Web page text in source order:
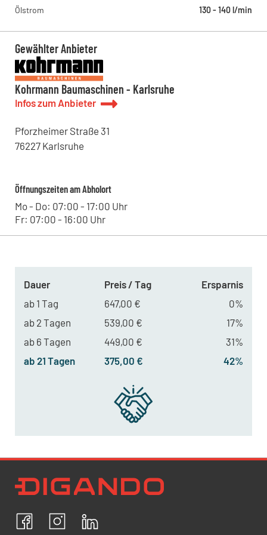
Bildstöckle 10, 77790 - Steinach , DE
Kohrmann Baumaschinen - Bitterfeld
Kohrmann Baumaschinen - Halle
Lieskauer Straße 4, 06120 - Halle (Saale) , DE
Ölstrom
130 - 140 l/min
Gewählter Anbieter
Kohrmann Baumaschinen - Karlsruhe
Infos zum Anbieter
Pforzheimer Straße 31
76227 Karlsruhe
Öffnungszeiten am Abholort
Mo - Do: 07:00 - 17:00 Uhr
Fr: 07:00 - 16:00 Uhr
Dauer Preis / Tag
Ersparnis
ab 1 Tag
647,00 €
0%
ab 2 Tagen
539,00 €
17%
ab 6 Tagen
449,00 €
31%
ab 21 Tagen
375,00 € 42%
FacebookInstagram
Ich bestätige, dass ich die
Datenschutzrichtlinien
personenbezogenen Daten einverstanden.